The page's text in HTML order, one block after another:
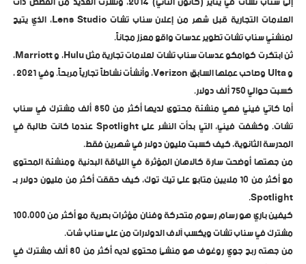
العلامات التجارية قبل شهر من إعلان سناب تشات Lens Studio، الذي يتيح
لمنشئي سناب تشات تطوير عدسات واقع معزز مجاناً.
ثن ابتكرت كوامكو عدسات سناب تشات لعلامات تجارية مثل Hulu، و Marriott،
و Ulta وصاحب عملها السابق Verizon، وأنشأت نشاطاً تجارياً مربحاً. وفي 2021 ،
كسبت حوالي 750 ألف دولار.
أما كاتي فيني فهي منشئة محتوى لديها أكثر من 850 ألف مشترك في سناب
تشات. وكشفت فيني، التي بدأت النشر على Spotlight عندما كانت طالبة في
المدرسة الثانوية، كيف كسبت مليون دولار في شهرين فقط.
من جهتها أوضحت سارة كالاهان المؤثرة في اللياقة البدنية ومنشئة المحتوى
مع أكثر من 10 ملايين متابع على تيك توك، كيف حققت أكثر من مليون دولار بـ
Spotlight.
كيفين باري هو رسام رسوم متحركة وفنان مؤثرات بصرية مع أكثر من 100،000
مشترك في سناب تشات ويكسب آلاف الدولارات من على سناب شات.
من جهته ربح جوي روغوف هو منشئ محتوى لديه أكثر من 80 ألف مشترك في